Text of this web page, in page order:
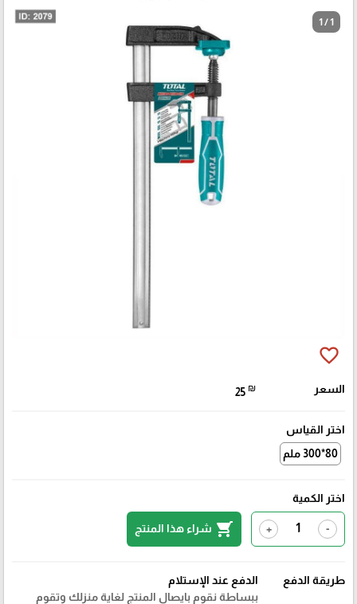
1 / 1
favorite_border
السعر 25 ₪
اختر القياس
80*300 ملم
اختر الكمية
-
+
shopping_cart شراء هذا المنتج
طريقة الدفع
الدفع عند الإستلام
ببساطة نقوم بايصال المنتج لغاية منزلك وتقوم